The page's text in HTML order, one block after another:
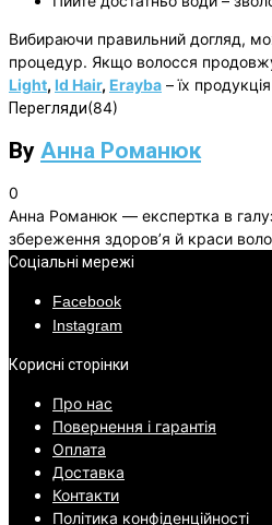
Вибираючи правильний догляд,
процедур. Якщо волосся
Light, Id Hair, Erayba – їх
Перегляди(84)
By Анна Романюк
0
Анна Романюк — експертка в
збереження здоров’я й краси
Соціальні мережі
Facebook
Instagram
Корисні сторінки
Про нас
Повернення і гарантія
Оплата
Доставка
Контакти
Політика конфіденційності